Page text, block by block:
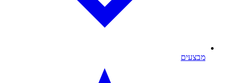
מבצעים